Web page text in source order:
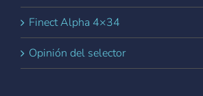
Finect Alpha 4×34
Opinión del selector